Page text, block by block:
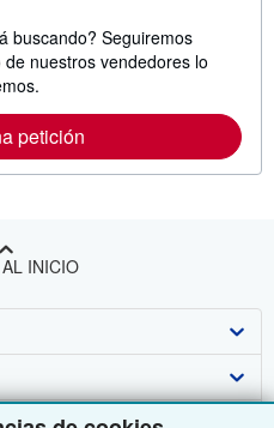
buscando? Seguiremos
nuestros vendedores lo
petición
INICIO